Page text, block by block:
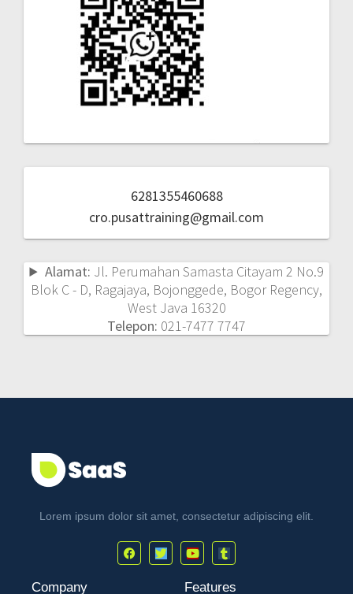
6281355460688
cro.pusattraining@gmail.com
Alamat: Jl. Perumahan Samasta Citayam 2 No.9
Blok C - D, Ragajaya, Bojonggede, Bogor Regency,
West Java 16320
Telepon: 021-7477 7747
Lorem ipsum dolor sit amet, consectetur adipiscing elit.
Company Features